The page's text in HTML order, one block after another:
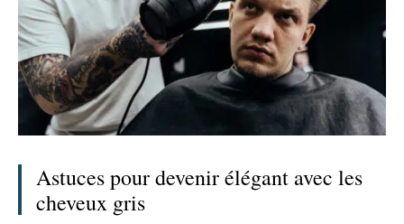
Astuces pour devenir élégant avec les
cheveux gris